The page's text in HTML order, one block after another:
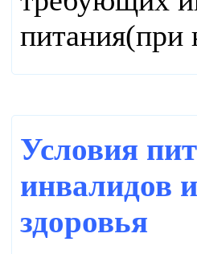
питания(при
Условия
инвалидов
здоровья